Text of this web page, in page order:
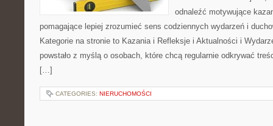
odnaleźć motywujące
pomagające lepiej zrozumieć sens codziennych wydarzeń i
Kategorie na stronie to Kazania i Refleksje i Aktualności i
powstało z myślą o osobach, które chcą regularnie odkrywać
[…]
CATEGORIES: NIERUCHOMOŚCI